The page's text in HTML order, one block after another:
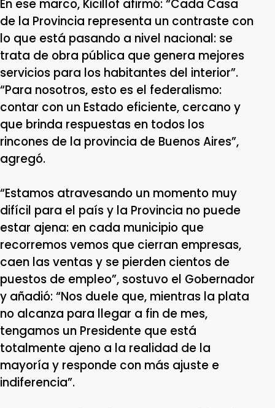
En ese marco, Kicillof afirmó: “Cada Casa
de la Provincia representa un contraste con
lo que está pasando a nivel nacional: se
trata de obra pública que genera mejores
servicios para los habitantes del interior”.
“Para nosotros, esto es el federalismo:
contar con un Estado eficiente, cercano y
que brinda respuestas en todos los
rincones de la provincia de Buenos Aires”,
agregó.
“Estamos atravesando un momento muy
difícil para el país y la Provincia no puede
estar ajena: en cada municipio que
recorremos vemos que cierran empresas,
caen las ventas y se pierden cientos de
puestos de empleo”, sostuvo el Gobernador
y añadió: “Nos duele que, mientras la plata
no alcanza para llegar a fin de mes,
tengamos un Presidente que está
totalmente ajeno a la realidad de la
mayoría y responde con más ajuste e
indiferencia”.